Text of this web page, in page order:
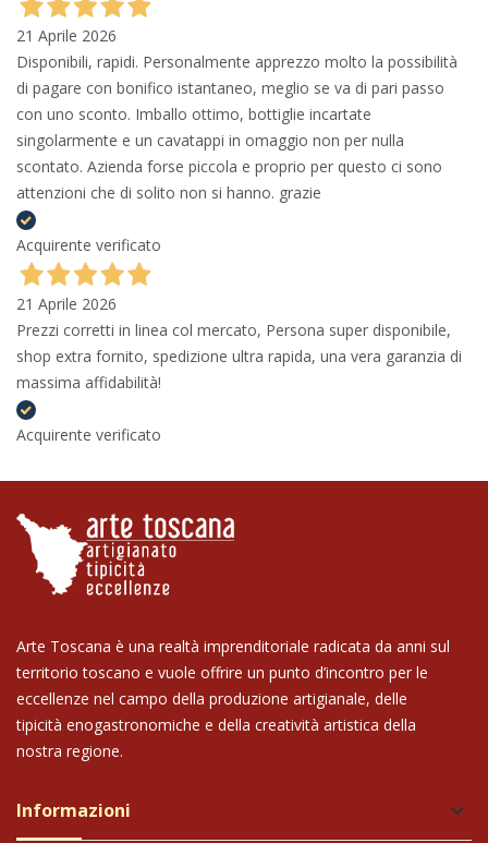
21 Aprile 2026
Disponibili, rapidi. Personalmente apprezzo molto la possibilità
di pagare con bonifico istantaneo, meglio se va di pari passo
con uno sconto. Imballo ottimo, bottiglie incartate
singolarmente e un cavatappi in omaggio non per nulla
scontato. Azienda forse piccola e proprio per questo ci sono
attenzioni che di solito non si hanno. grazie
Acquirente verificato
21 Aprile 2026
Prezzi corretti in linea col mercato, Persona super disponibile,
shop extra fornito, spedizione ultra rapida, una vera garanzia di
massima affidabilità!
Acquirente verificato
Arte Toscana è una realtà imprenditoriale radicata da anni sul
territorio toscano e vuole offrire un punto d’incontro per le
eccellenze nel campo della produzione artigianale, delle
tipicità enogastronomiche e della creatività artistica della
nostra regione.
Informazioni keyboard_arrow_down